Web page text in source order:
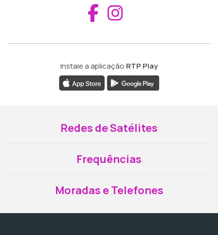
Aceder ao
Instale a aplicação RTP Play
Redes de Satélites
Frequências
Moradas e Telefones